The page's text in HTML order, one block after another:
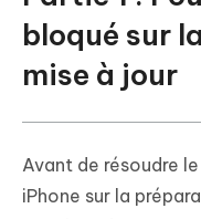
bloqué sur
mise à jour
Avant de résoudre
iPhone sur la